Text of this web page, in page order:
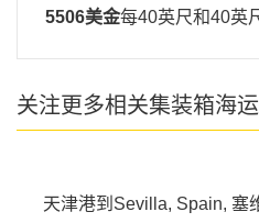
5506美金每40英尺和40英
关注更多相关集装箱海
天津港到Sevilla, Spain, 塞